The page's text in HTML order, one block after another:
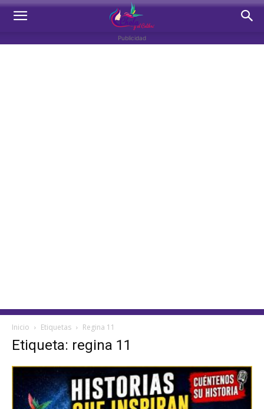
Publicidad
Inicio Etiquetas Regina 11
Etiqueta: regina 11